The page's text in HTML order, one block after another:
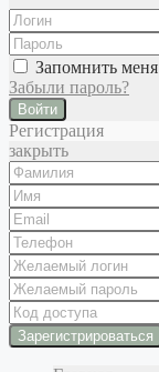
Запомнить меня
Забыли пароль?
Войти
Регистрация
закрыть